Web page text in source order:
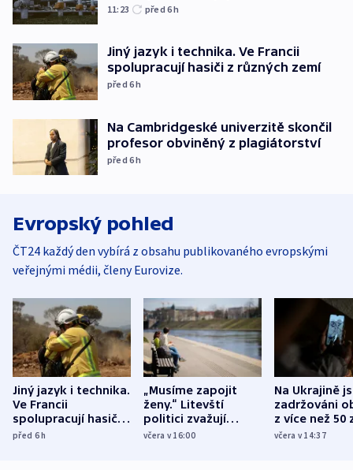
11:23 před 6h
Jiný jazyk i technika. Ve Francii
spolupracují hasiči z různých zemí
před 6h
Na Cambridgeské univerzitě skončil
profesor obviněný z plagiátorství
před 6h
Evropský pohled
ČT24 každý den vybírá z obsahu publikovaného evropskými
veřejnými médii, členy Eurovize.
Jiný jazyk i technika.
Ve Francii
spolupracují hasiči z
různých zemí
před 6h
„Musíme zapojit
ženy.“ Litevští
politici zvažují
dohodu o
včera v 16:00
Na Ukrajině
zadržováni
z více než 50
Bojovali na
včera v 14:37